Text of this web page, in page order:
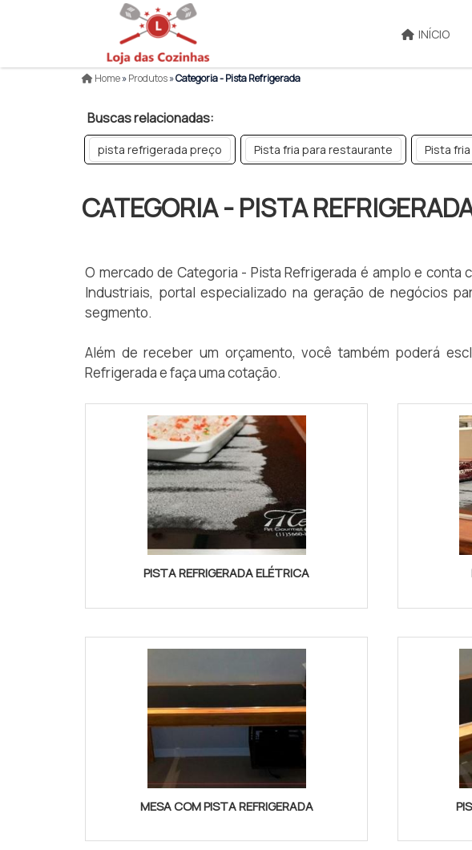
INÍCIO
Home»Produtos»Categoria - Pista Refrigerada
Buscas relacionadas:
pista refrigerada preço Pista fria para restaurante Pista
CATEGORIA - PISTA
O mercado de Categoria - Pista Refrigerada é amplo e
Industriais, portal especializado na geração de negócios
segmento.
Além de receber um orçamento, você também poderá
Refrigerada e faça uma cotação.
PISTA REFRIGERADA ELÉTRICA
MESA COM PISTA REFRIGERADA